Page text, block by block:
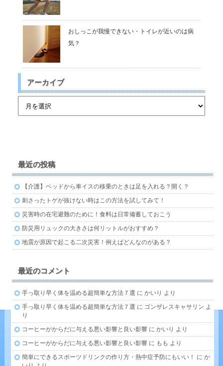
おしっこが我慢できない・トイレが近いのは病
気？
アーカイブ
最近の投稿
【介護】ベッドから車イスの移乗のときは足を入れる？開く？
刺さったトゲが抜けない時はこの方法を試してみて！
災害時の在宅避難のために！食料は日常備蓄しておこう
防災用リュックの大きさは何リットルがおすすめ？
地震が原因で起こる二次災害！例えばどんなのがある？
最近のコメント
手っ取り早く体を温める超簡単な方法７選 に かいり より
手っ取り早く体を温める超簡単な方法７選 に ゴンザレスキャサリン よ
り
コーヒーがからだに与える悪い影響と良い影響に かいり より
コーヒーがからだに与える悪い影響と良い影響に もも より
簡単にできるスポーツドリンクの作り方・熱中症予防にもいい！
に か